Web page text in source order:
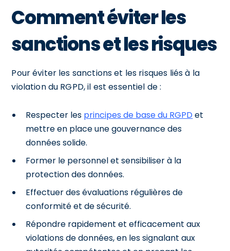
Comment éviter les
sanctions et les risques
Pour éviter les sanctions et les risques liés à la
violation du RGPD, il est essentiel de :
Respecter les principes de base du RGPDet
mettre en place une gouvernance des
données solide.
Former le personnel et sensibiliser à la
protection des données.
Effectuer des évaluations régulières de
conformité et de sécurité.
Répondre rapidement et efficacement aux
violations de données, en les signalant aux